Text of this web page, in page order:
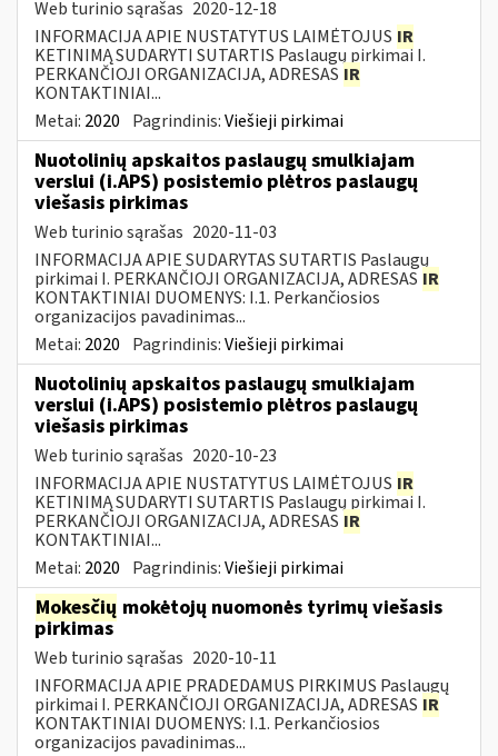
Web turinio sąrašas 2020-12-18
INFORMACIJA APIE NUSTATYTUS LAIMĖTOJUS IR
KETINIMĄ SUDARYTI SUTARTIS Paslaugų pirkimai I.
PERKANČIOJI ORGANIZACIJA, ADRESAS IR
KONTAKTINIAI...
Metai: 2020 Pagrindinis:Viešieji pirkimai
Nuotolinių apskaitos paslaugų smulkiajam
verslui (i.APS) posistemio plėtros paslaugų
viešasis pirkimas
Web turinio sąrašas 2020-11-03
INFORMACIJA APIE SUDARYTAS SUTARTIS Paslaugų
pirkimai I. PERKANČIOJI ORGANIZACIJA, ADRESAS IR
KONTAKTINIAI DUOMENYS: I.1. Perkančiosios
organizacijos pavadinimas...
Metai: 2020 Pagrindinis:Viešieji pirkimai
Nuotolinių apskaitos paslaugų smulkiajam
verslui (i.APS) posistemio plėtros paslaugų
viešasis pirkimas
Web turinio sąrašas 2020-10-23
INFORMACIJA APIE NUSTATYTUS LAIMĖTOJUS IR
KETINIMĄ SUDARYTI SUTARTIS Paslaugų pirkimai I.
PERKANČIOJI ORGANIZACIJA, ADRESAS IR
KONTAKTINIAI...
Metai: 2020 Pagrindinis:Viešieji pirkimai
Mokesčių mokėtojų nuomonės tyrimų viešasis
pirkimas
Web turinio sąrašas 2020-10-11
INFORMACIJA APIE PRADEDAMUS PIRKIMUS Paslaugų
pirkimai I. PERKANČIOJI ORGANIZACIJA, ADRESAS IR
KONTAKTINIAI DUOMENYS: I.1. Perkančiosios
organizacijos pavadinimas...